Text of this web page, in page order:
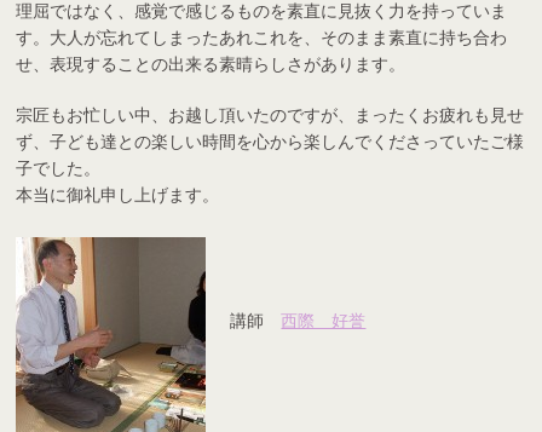
理屈ではなく、感覚で感じるものを素直に見抜く力を持っていま
す。大人が忘れてしまったあれこれを、そのまま素直に持ち合わ
せ、表現するこ との出来る素晴らしさがあります。
宗匠もお忙しい中、お越し頂いたのですが、まったくお疲れも見せ
ず、子ども達との楽しい時間を心から楽しんでくださっていたご様
子でした。
本当に御礼申し上げます。
講師西際 好誉